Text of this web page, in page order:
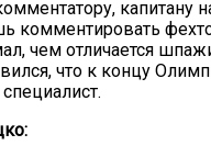
капитану
комментировать
чем отличается
что к концу